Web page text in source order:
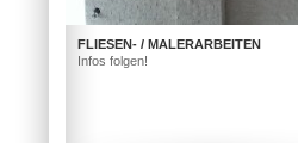
FLIESEN- / MALERARBEITEN
Infos folgen!